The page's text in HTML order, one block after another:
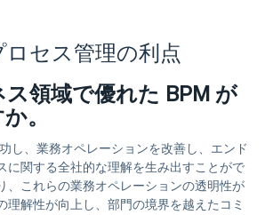
ロセス管理の利点
領域で優れた BPM が
。
し、業務オペレーションを改善し、エンド
に関する全社的な理解を生み出すことがで
、これらの業務オペレーションの透明性が
理解性が向上し、部門の境界を越えたコミ